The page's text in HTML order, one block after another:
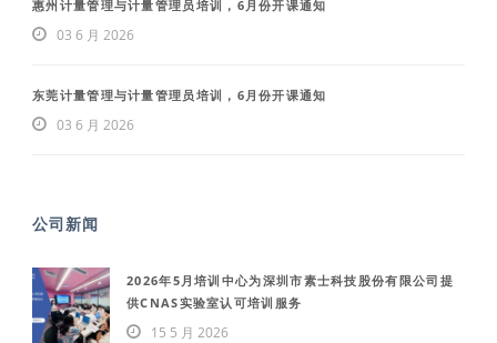
惠州计量管理与计量管理员培训，6月份开课通知
03 6 月 2026
东莞计量管理与计量管理员培训，6月份开课通知
03 6 月 2026
公司新闻
2026年5月培训中心为深圳市素士科技股份有限公司提
供CNAS实验室认可培训服务
15 5 月 2026